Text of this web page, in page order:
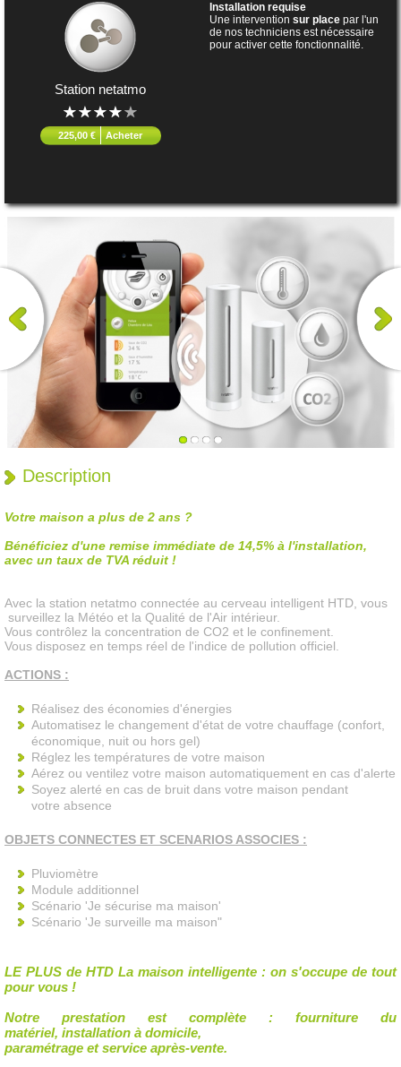
Station netatmo
225,00 € Acheter
Installation requise
Une intervention sur place par l'un
de nos techniciens est nécessaire
pour activer cette fonctionnalité.
Description
Votre maison a plus de 2 ans ?
Bénéficiez d'une remise immédiate de 14,5% à l'installation,
avec un taux de TVA réduit !
Avec la station netatmo connectée au cerveau intelligent HTD, vous
surveillez la Météo et la Qualité de l'Air intérieur.
Vous contrôlez la concentration de CO2 et le confinement.
Vous disposez en temps réel de l'indice de pollution officiel.
ACTIONS :
Réalisez des économies d'énergies
Automatisez le changement d'état de votre chauffage (confort,
économique, nuit ou hors gel)
Réglez les températures de votre maison
Aérez ou ventilez votre maison automatiquement en cas d'alerte
Soyez alerté en cas de bruit dans votre maison pendant
votre absence
OBJETS CONNECTES ET SCENARIOS ASSOCIES :
Pluviomètre
Module additionnel
Scénario 'Je sécurise ma maison'
Scénario 'Je surveille ma maison"
LE PLUS de HTD La maison intelligente : on s'occupe de tout
pour vous !
Notre prestation est complète : fourniture du
matériel, installation à domicile,
paramétrage et service après-vente.